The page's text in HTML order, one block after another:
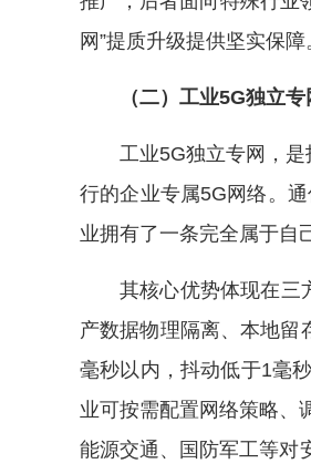
网”提质升级提供坚实保障
（二）工业5G独立
工业5G独立专网，
行的企业专属5G网络。
业拥有了一条完全属于自
其核心优势体现在三
产数据物理隔离、本地留
毫秒以内，抖动低于1毫
业可按需配置网络策略、
能源交通、国防军工等对